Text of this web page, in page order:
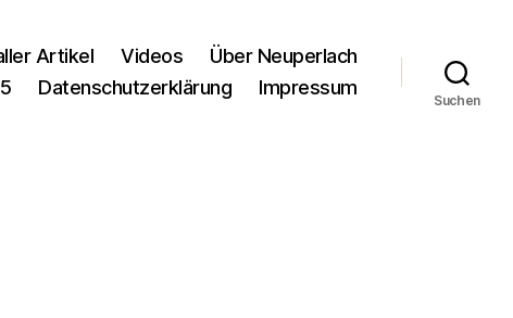
Artikel Videos
Über Neuperlach
Datenschutzerklärung Impressum
Suchen